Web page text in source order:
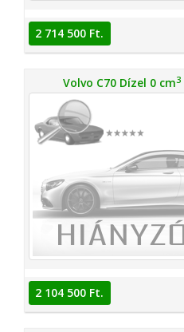
2 714 500 Ft.
Volvo C70 Dízel 0 cm3
2 104 500 Ft.